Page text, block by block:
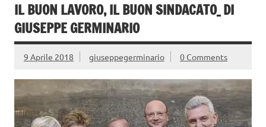
IL BUON LAVORO, IL BUON SINDACATO_ DI
GIUSEPPE GERMINARIO
9 Aprile 2018 giuseppegerminario 0 Comments